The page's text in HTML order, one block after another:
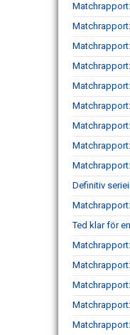
Definitiv
Ted klar för